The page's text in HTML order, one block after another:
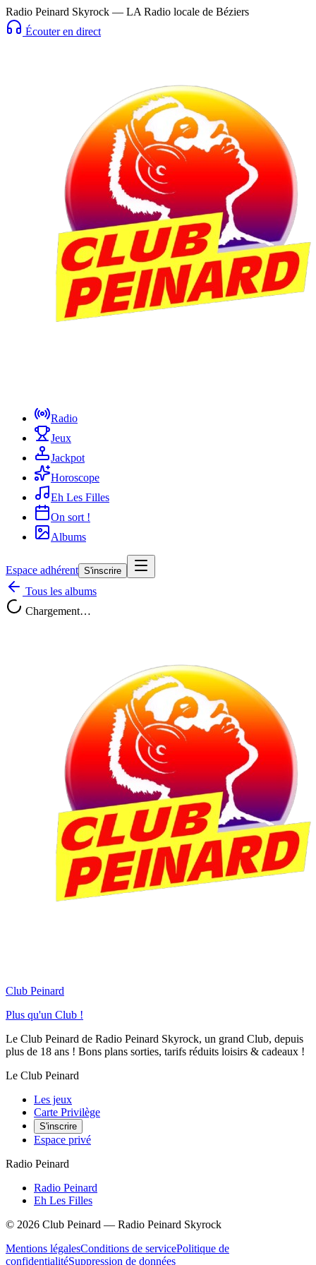
Radio Peinard Skyrock — LA Radio locale de Béziers
Écouter en direct
Radio
Jeux
Jackpot
Horoscope
Eh Les Filles
On sort !
Albums
Espace adhérent S'inscrire
Tous les albums
Chargement…
Club Peinard
Plus qu'un Club !
Le Club Peinard de Radio Peinard Skyrock, un grand Club, depuis
plus de 18 ans ! Bons plans sorties, tarifs réduits loisirs & cadeaux !
Le Club Peinard
Les jeux
Carte Privilège
S'inscrire
Espace privé
Radio Peinard
Radio Peinard
Eh Les Filles
© 2026 Club Peinard — Radio Peinard Skyrock
Mentions légalesConditions de servicePolitique de
confidentialitéSuppression de données